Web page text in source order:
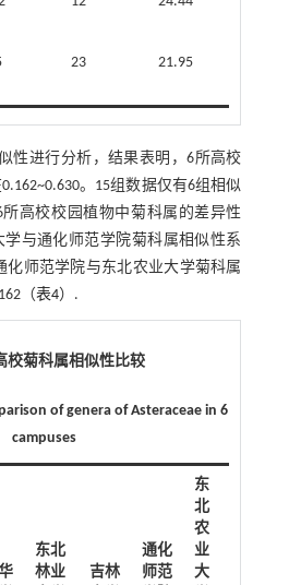
23 21.95
性进行分析，结果表明，6所高校
。15组数据仅有6组相似
高校校园植物中菊科属的差异性
与通化师范学院菊科属相似性系
化师范学院与东北农业大学菊科属
（表4）.
校菊科属相似性比较
of genera of Asteraceae in 6
campuses
东北
林业
吉林
通化
师范
东
北
农
业
大